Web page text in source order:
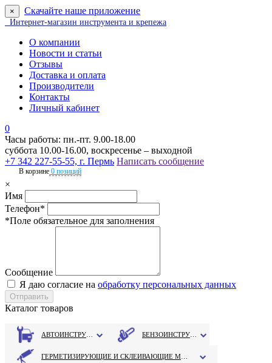
× Скачайте наше приложение
Интернет-магазин инструмента и крепежа
О компании
Новости и статьи
Отзывы
Доставка и оплата
Производители
Контакты
Личный кабинет
0
Часы работы: пн.-пт. 9.00-18.00
суббота 10.00-16.00, воскресенье – выходной
+7 342 227-55-55, г. Пермь Написать сообщение
В корзине 0 позиций
×
Имя
Телефон*
*Поле обязательное для заполнения
Сообщение
Я даю согласие на обработку персональных данных
Каталог товаров